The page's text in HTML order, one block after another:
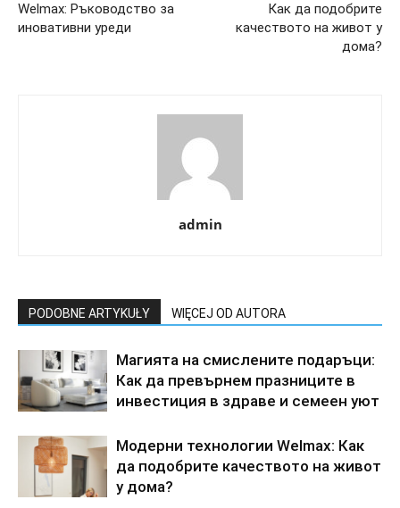
Welmax: Ръководство за
иновативни уреди
Как да подобрите
качеството на живот у
дома?
admin
PODOBNE ARTYKUŁY WIĘCEJ OD AUTORA
Магията на смислените подаръци:
Как да превърнем празниците в
инвестиция в здраве и семеен уют
Модерни технологии Welmax: Как
да подобрите качеството на живот
у дома?